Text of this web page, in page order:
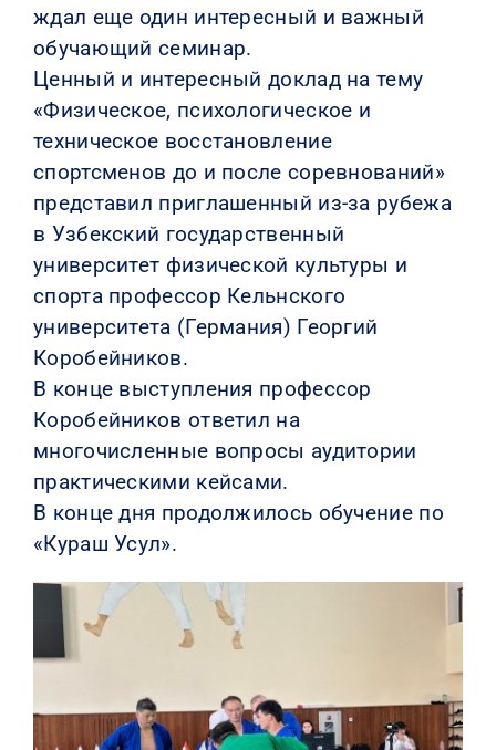
ждал еще один интересный и важный
обучающий семинар.
Ценный и интересный доклад на тему
«Физическое, психологическое и
техническое восстановление
спортсменов до и после соревнований»
представил приглашенный из-за рубежа
в Узбекский государственный
университет физической культуры и
спорта профессор Кельнского
университета (Германия) Георгий
Коробейников.
В конце выступления профессор
Коробейников ответил на
многочисленные вопросы аудитории
практическими кейсами.
В конце дня продолжилось обучение по
«Кураш Усул».